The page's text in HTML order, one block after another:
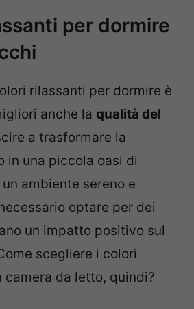
per dormire
rilassanti per dormire è
anche la qualità del
a trasformare la
in una piccola oasi di
ambiente sereno e
optare per dei
un impatto positivo sul
scegliere i colori
camera da letto, quindi?